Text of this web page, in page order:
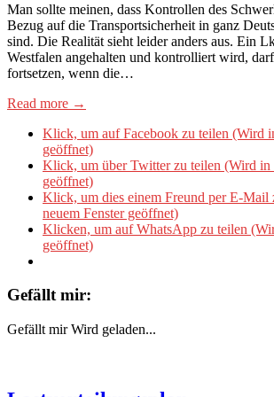
Man sollte meinen, dass Kontrollen des
Bezug auf die Transportsicherheit in ganz
sind. Die Realität sieht leider anders aus. Ein
Westfalen angehalten und kontrolliert wird,
fortsetzen, wenn die…
Read more →
Klick, um auf Facebook zu teilen (Wird
geöffnet)
Klick, um über Twitter zu teilen (Wird in
geöffnet)
Klick, um dies einem Freund per E-Mail
neuem Fenster geöffnet)
Klicken, um auf WhatsApp zu teilen
geöffnet)
Gefällt mir:
Gefällt mir Wird geladen...